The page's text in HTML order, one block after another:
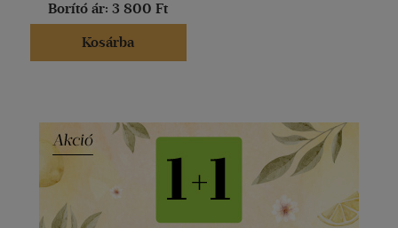
Borító ár: 3 800 Ft
Kosárba